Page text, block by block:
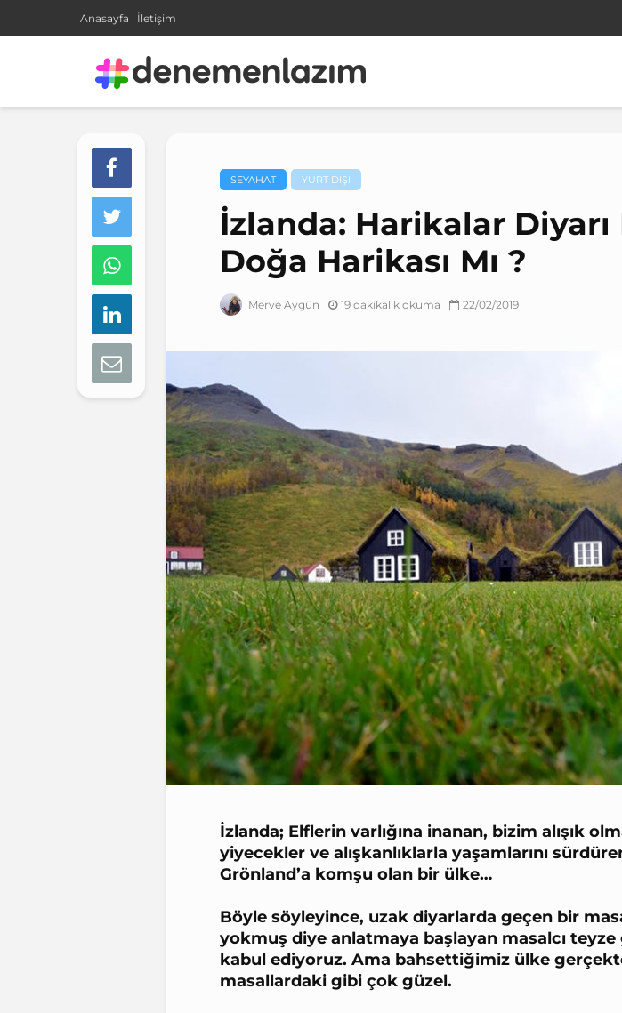
Anasayfa İletişim
SEYAHAT YURT DIŞI
İzlanda: Harikalar Diyarı
Doğa Harikası Mı ?
Merve Aygün 19 dakikalık okuma 22/02/2019
İzlanda; Elflerin varlığına inanan, bizim alışık
yiyecekler ve alışkanlıklarla yaşamlarını
Grönland’a komşu olan bir ülke…
Böyle söyleyince, uzak diyarlarda geçen bir
yokmuş diye anlatmaya başlayan masalcı
kabul ediyoruz. Ama bahsettiğimiz ülke
masallardaki gibi çok güzel.